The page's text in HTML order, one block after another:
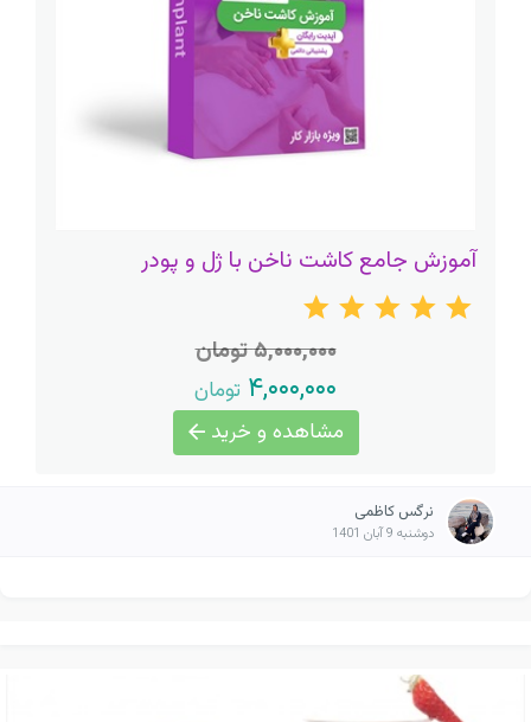
آموزش جامع کاشت ناخن با ژل و پودر
۵,۰۰۰,۰۰۰ تومان
۴,۰۰۰,۰۰۰ تومان
مشاهده و خرید
نرگس کاظمی
دوشنبه 9 آبان 1401